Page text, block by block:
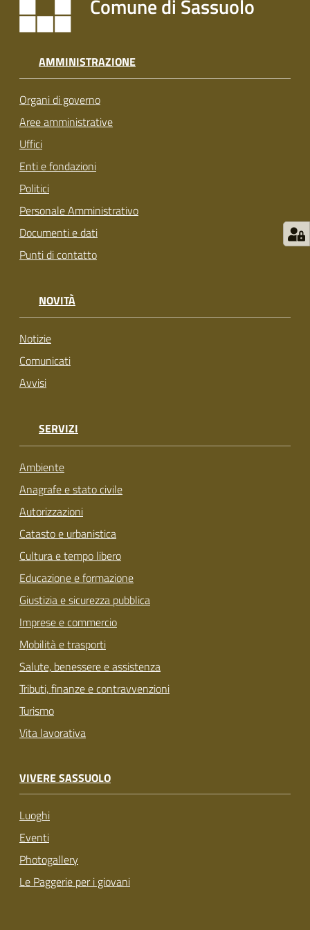
t
s
u
o
Tutti
gli
argomenti...
Seguici
su
Comune di Sassuolo
AMMINISTRAZIONE
Organi di governo
Aree amministrative
Uffici
Enti e fondazioni
Politici
Personale Amministrativo
Documenti e dati
Punti di contatto
NOVITÀ
Notizie
Comunicati
Avvisi
SERVIZI
Ambiente
Anagrafe e stato civile
Autorizzazioni
Catasto e urbanistica
Cultura e tempo libero
Educazione e formazione
Giustizia e sicurezza pubblica
Imprese e commercio
Mobilità e trasporti
Salute, benessere e assistenza
Tributi, finanze e contravvenzioni
Turismo
Vita lavorativa
VIVERE SASSUOLO
Luoghi
Eventi
Photogallery
Le Paggerie per i giovani